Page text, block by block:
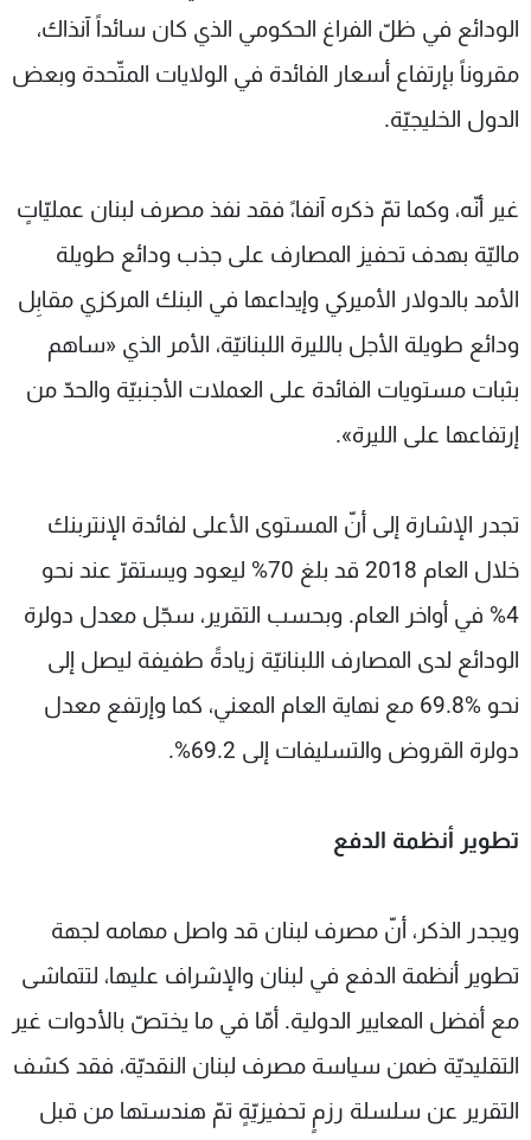
الودائع في ظلّ الفراغ الحكومي الذي كان سائداً آنذاك،
مقروناً بإرتفاع أسعار الفائدة في الولايات المتّحدة وبعض
الدول الخليجيّة.
غير أنّه، وكما تمّ ذكره آنفا،ً فقد نفذ مصرف لبنان عمليّاتٍ
ماليّة بهدف تحفيز المصارف على جذب ودائع طويلة
الأمد بالدولار الأميركي وإيداعها في البنك المركزي مقابِل
ودائع طويلة الأجل بالليرة اللبنانيّة، الأمر الذي «ساهم
بثبات مستويات الفائدة على العملات الأجنبيّة والحدّ من
إرتفاعها على الليرة».
تجدر الإشارة إلى أنّ المستوى الأعلى لفائدة الإنتربنك
خلال العام 2018 قد بلغ 70% ليعود ويستقرّ عند نحو
4% في أواخر العام. وبحسب التقرير، سجّل معدل دولرة
الودائع لدى المصارف اللبنانيّة زيادةً طفيفة ليصل إلى
نحو %69.8 مع نهاية العام المعني، كما وإرتفع معدل
دولرة القروض والتسليفات إلى 69.2%.
تطوير أنظمة الدفع
ويجدر الذكر، أنّ مصرف لبنان قد واصل مهامه لجهة
تطوير أنظمة الدفع في لبنان والإشراف عليها، لتتماشى
مع أفضل المعايير الدولية. أمّا في ما يختصّ بالأدوات غير
التقليديّة ضمن سياسة مصرف لبنان النقديّة، فقد كشف
التقرير عن سلسلة رزمٍ تحفيزيّةٍ تمّ هندستها من قبل